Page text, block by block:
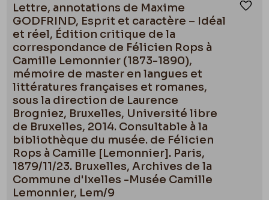
Lettre, annotations de Maxime
GODFRIND, Esprit et caractère – Idéal
et réel, Édition critique de la
correspondance de Félicien Rops à
Camille Lemonnier (1873-1890),
mémoire de master en langues et
littératures françaises et romanes,
sous la direction de Laurence
Brogniez, Bruxelles, Université libre
de Bruxelles, 2014. Consultable à la
bibliothèque du musée. de Félicien
Rops à Camille [Lemonnier]. Paris,
1879/11/23. Bruxelles, Archives de la
Commune d'Ixelles -Musée Camille
Lemonnier, Lem/9